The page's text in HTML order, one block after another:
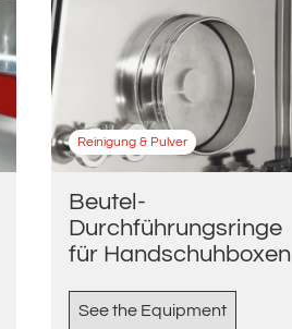
Reinigung & Pulver
Beutel-
Durchführungsringe
für Handschuhboxen
See the Equipment